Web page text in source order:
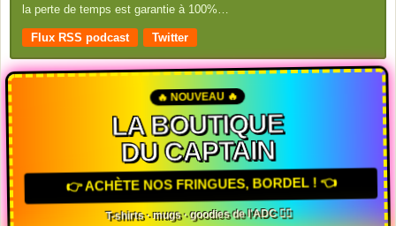
la perte de temps est garantie à 100%…
Flux RSS podcast Twitter
🔥 NOUVEAU 🔥
LA BOUTIQUE
DU CAPTAIN
👉 ACHÈTE NOS FRINGUES, BORDEL ! 👈
T-shirts · mugs · goodies de l'ADC 🏴‍☠️